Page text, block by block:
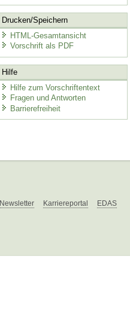
Drucken/Speichern
HTML-Gesamtansicht
Vorschrift als PDF
Hilfe
Hilfe zum Vorschriftentext
Fragen und Antworten
Barrierefreiheit
Newsletter Karriereportal EDAS